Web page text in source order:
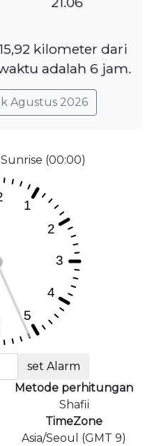
kilometer dari
adalah 6 jam.
Agustus 2026
(00:00)
set Alarm
Metode perhitungan
Shafii
TimeZone
Asia/Seoul (GMT 9)